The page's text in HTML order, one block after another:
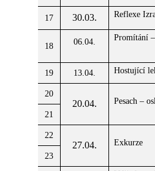
17 30.03. Reflexe
18 06.04. Promítání –
19 13.04. Hostující
20
20.04.
Pesach –
21
22
27.04.
Exkurze
23